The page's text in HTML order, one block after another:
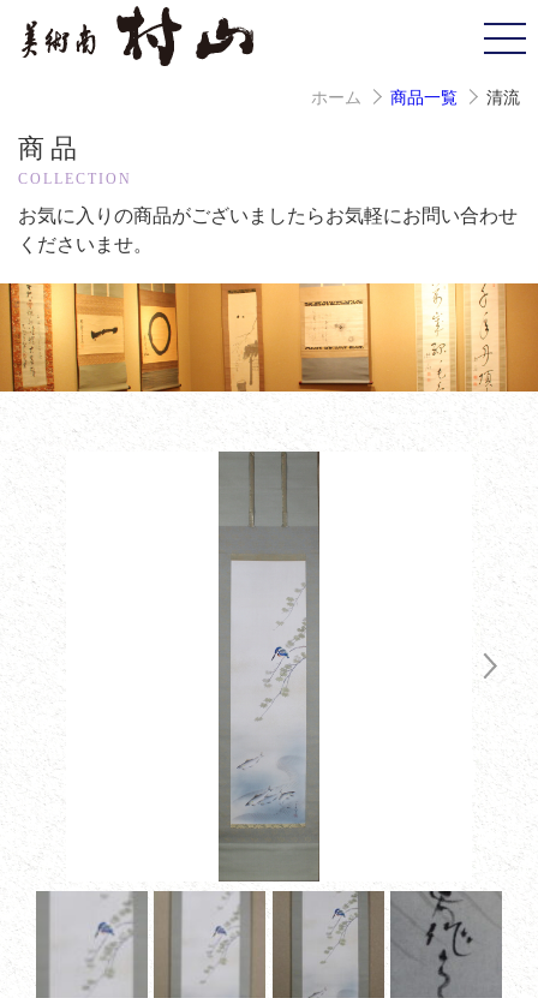
ホーム 商品一覧 清流
商品
COLLECTION
お気に入りの商品がございましたらお気軽にお問い合わせ
くださいませ。